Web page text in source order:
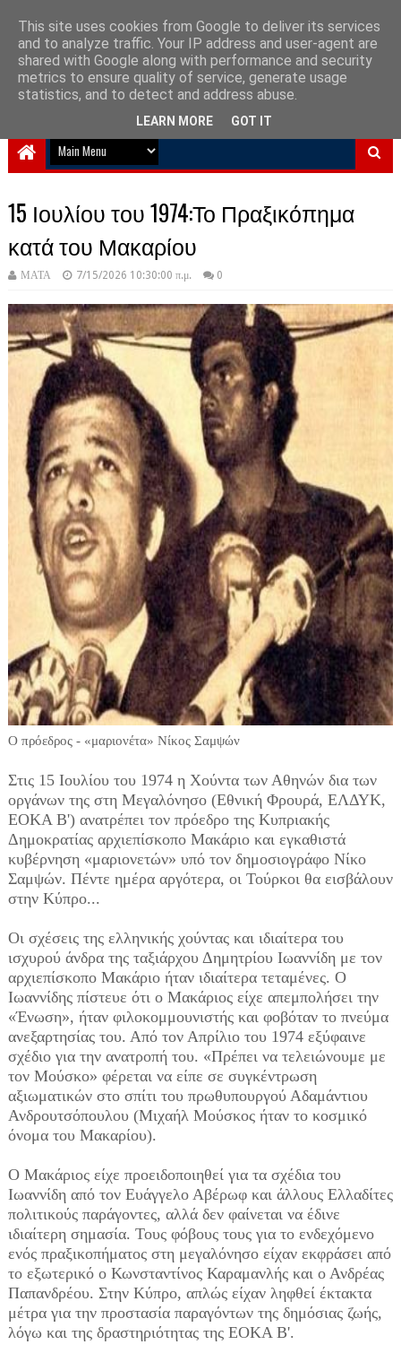
NewPlanet09
Ειδήσεις νέα από την Ελλάδα και τον κόσμο
15 Ιουλίου του 1974:Το Πραξικόπημα
κατά του Μακαρίου
ΜΑΤΑ 7/15/2026 10:30:00 π.μ. 0
Ο πρόεδρος - «μαριονέτα» Νίκος Σαμψών
Στις 15 Ιουλίου του 1974 η Χούντα των Αθηνών δια των
οργάνων της στη Μεγαλόνησο (Εθνική Φρουρά, ΕΛΔΥΚ,
ΕΟΚΑ Β') ανατρέπει τον πρόεδρο της Κυπριακής
Δημοκρατίας αρχιεπίσκοπο Μακάριο και εγκαθιστά
κυβέρνηση «μαριονετών» υπό τον δημοσιογράφο Νίκο
Σαμψών. Πέντε ημέρα αργότερα, οι Τούρκοι θα εισβάλουν
στην Κύπρο...
Οι σχέσεις της ελληνικής χούντας και ιδιαίτερα του
ισχυρού άνδρα της ταξιάρχου Δημητρίου Ιωαννίδη με τον
αρχιεπίσκοπο Μακάριο ήταν ιδιαίτερα τεταμένες. Ο
Ιωαννίδης πίστευε ότι ο Μακάριος είχε απεμπολήσει την
«Ένωση», ήταν φιλοκομμουνιστής και φοβόταν το πνεύμα
ανεξαρτησίας του. Από τον Απρίλιο του 1974 εξύφαινε
σχέδιο για την ανατροπή του. «Πρέπει να τελειώνουμε με
τον Μούσκο» φέρεται να είπε σε συγκέντρωση
αξιωματικών στο σπίτι του πρωθυπουργού Αδαμάντιου
Ανδρουτσόπουλου (Μιχαήλ Μούσκος ήταν το κοσμικό
όνομα του Μακαρίου).
Ο Μακάριος είχε προειδοποιηθεί για τα σχέδια του
Ιωαννίδη από τον Ευάγγελο Αβέρωφ και άλλους Ελλαδίτες
πολιτικούς παράγοντες, αλλά δεν φαίνεται να έδινε
ιδιαίτερη σημασία. Τους φόβους τους για το ενδεχόμενο
ενός πραξικοπήματος στη μεγαλόνησο είχαν εκφράσει από
το εξωτερικό ο Κωνσταντίνος Καραμανλής και ο Ανδρέας
Παπανδρέου. Στην Κύπρο, απλώς είχαν ληφθεί έκτακτα
μέτρα για την προστασία παραγόντων της δημόσιας ζωής,
λόγω και της δραστηριότητας της ΕΟΚΑ Β'.
This site uses cookies from Google to deliver its services
and to analyze traffic. Your IP address and user-agent are
shared with Google along with performance and security
metrics to ensure quality of service, generate usage
statistics, and to detect and address abuse.
LEARN MORE GOT IT